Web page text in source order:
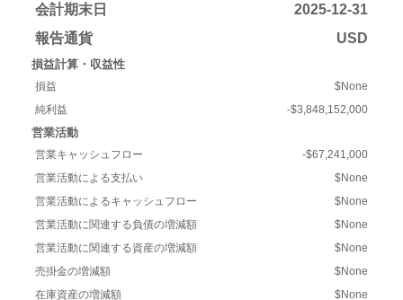
会計期末日
2025-12-31
報告通貨
USD
損益計算・収益性
損益
$None
純利益
-$3,848,152,000
営業活動
営業キャッシュフロー
-$67,241,000
営業活動による支払い
$None
営業活動によるキャッシュフロー
$None
営業活動に関連する負債の増減額
$None
営業活動に関連する資産の増減額
$None
売掛金の増減額
$None
在庫資産の増減額
$None